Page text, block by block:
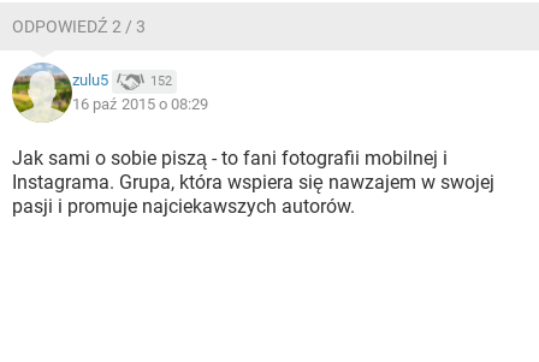
ODPOWIEDŹ 2 / 3
zulu5 152
16 paź 2015 o 08:29
Jak sami o sobie piszą - to fani fotografii mobilnej i
Instagrama. Grupa, która wspiera się nawzajem w swojej
pasji i promuje najciekawszych autorów.